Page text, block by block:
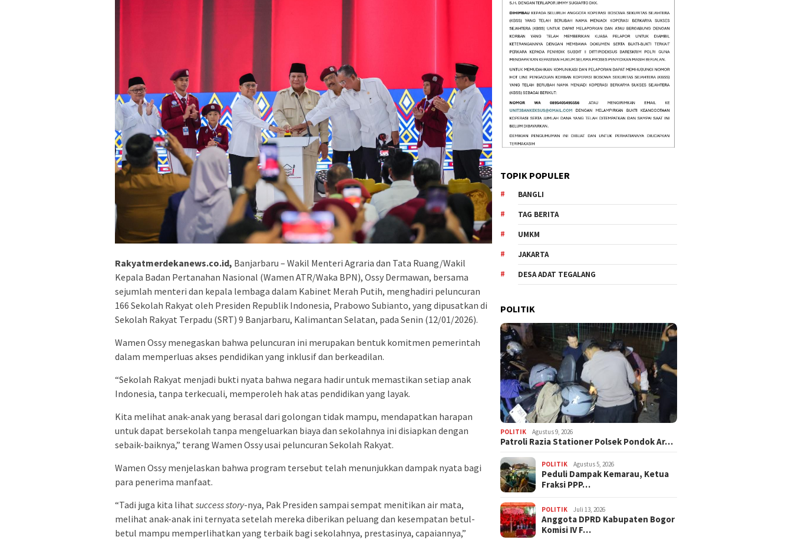
Rakyatmerdekanews.co.id, Banjarbaru – Wakil Menteri Agraria dan Tata Ruang/Wakil
Kepala Badan Pertanahan Nasional (Wamen ATR/Waka BPN), Ossy Dermawan, bersama
sejumlah menteri dan kepala lembaga dalam Kabinet Merah Putih, menghadiri peluncuran
166 Sekolah Rakyat oleh Presiden Republik Indonesia, Prabowo Subianto, yang dipusatkan di
Sekolah Rakyat Terpadu (SRT) 9 Banjarbaru, Kalimantan Selatan, pada Senin (12/01/2026).
Wamen Ossy menegaskan bahwa peluncuran ini merupakan bentuk komitmen pemerintah
dalam memperluas akses pendidikan yang inklusif dan berkeadilan.
“Sekolah Rakyat menjadi bukti nyata bahwa negara hadir untuk memastikan setiap anak
Indonesia, tanpa terkecuali, memperoleh hak atas pendidikan yang layak.
Kita melihat anak-anak yang berasal dari golongan tidak mampu, mendapatkan harapan
untuk dapat bersekolah tanpa mengeluarkan biaya dan sekolahnya ini disiapkan dengan
sebaik-baiknya,” terang Wamen Ossy usai peluncuran Sekolah Rakyat.
Wamen Ossy menjelaskan bahwa program tersebut telah menunjukkan dampak nyata bagi
para penerima manfaat.
“Tadi juga kita lihat success story-nya, Pak Presiden sampai sempat menitikan air mata,
melihat anak-anak ini ternyata setelah mereka diberikan peluang dan kesempatan betul-
betul mampu memperlihatkan yang terbaik bagi sekolahnya, prestasinya, capaiannya,”
TOPIK POPULER
BANGLI
TAG BERITA
UMKM
JAKARTA
DESA ADAT TEGALANG
POLITIK
POLITIK Agustus 9, 2026
Patroli Razia Stationer Polsek Pondok Ar…
POLITIK Agustus 5, 2026
‎Peduli Dampak Kemarau, Ketua
Fraksi PPP…
POLITIK Juli 13, 2026
Anggota DPRD Kabupaten Bogor
Komisi IV F…